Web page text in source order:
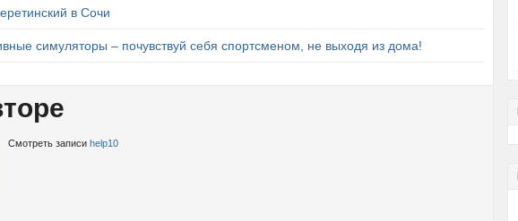
в Сочи
симуляторы – почувствуй себя спортсменом, не выходя из дома!
Смотреть записи help10